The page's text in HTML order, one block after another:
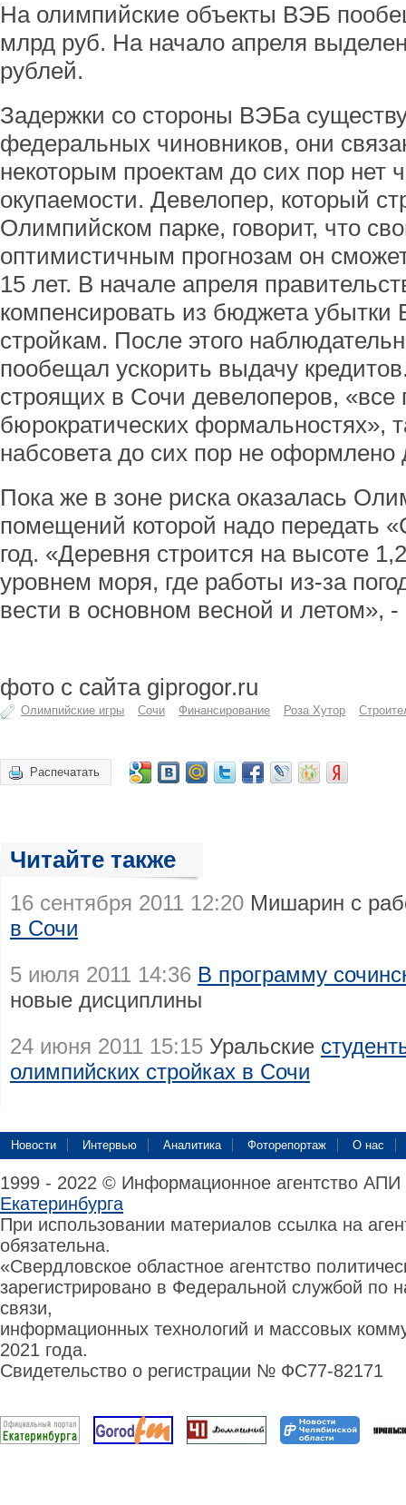
На олимпийские объекты ВЭБ
млрд руб. На начало апреля
рублей.
Задержки со стороны ВЭБа
федеральных чиновников, они
некоторым проектам до сих пор нет
окупаемости. Девелопер, который
Олимпийском парке, говорит, что
оптимистичным прогнозам он
15 лет. В начале апреля
компенсировать из бюджета
стройкам. После этого
пообещал ускорить выдачу
строящих в Сочи девелоперов, «все
бюрократических формальностях»,
набсовета до сих пор не оформлено
Пока же в зоне риска оказалась
помещений которой надо передать
год. «Деревня строится на высоте
уровнем моря, где работы из-за
вести в основном весной и летом»,
фото с сайта giprogor.ru
Олимпийские игры Сочи Финансирование Роза Хутор
Распечатать
Читайте также
16 сентября 2011 12:20 Мишарин с
в Сочи
5 июля 2011 14:36 В программу
новые дисциплины
24 июня 2011 15:15 Уральские
олимпийских стройках в Сочи
Новости Интервью Аналитика Фоторепортаж О нас
1999 - 2022 © Информационное агентство
Екатеринбурга
При использовании материалов ссылка на
обязательна.
«Свердловское областное агентство
зарегистрировано в Федеральной службой по
связи,
информационных технологий и массовых
2021 года.
Свидетельство о регистрации № ФС77-82171